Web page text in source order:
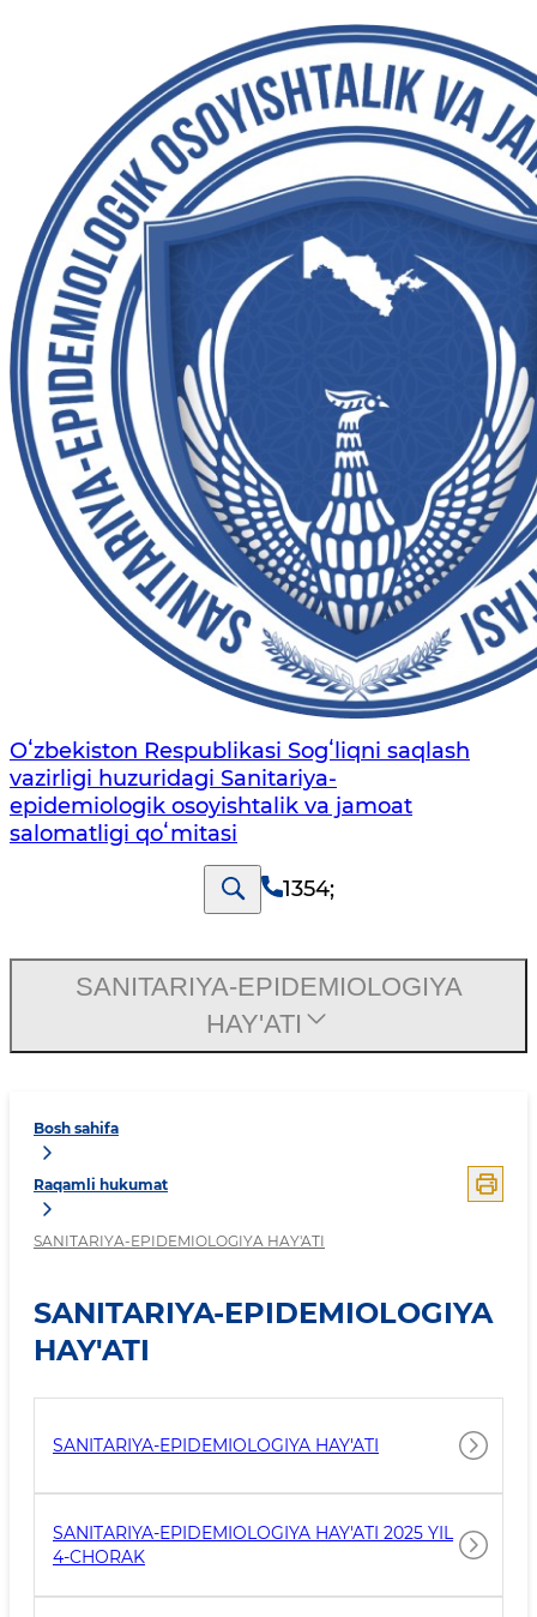
Oʻzbekiston Respublikasi Sogʻliqni saqlash
vazirligi huzuridagi Sanitariya-
epidemiologik osoyishtalik va jamoat
salomatligi qoʻmitasi
1354;
Bosh sahifa
Raqamli hukumat
SANITARIYA-EPIDEMIOLOGIYA HAY'ATI
SANITARIYA-EPIDEMIOLOGIYA
HAY'ATI
SANITARIYA-EPIDEMIOLOGIYA HAY'ATI
SANITARIYA-EPIDEMIOLOGIYA HAY'ATI 2025 YIL
4-CHORAK
SANITARIYA-EPIDEMIOLOGIYA
HAY'ATI